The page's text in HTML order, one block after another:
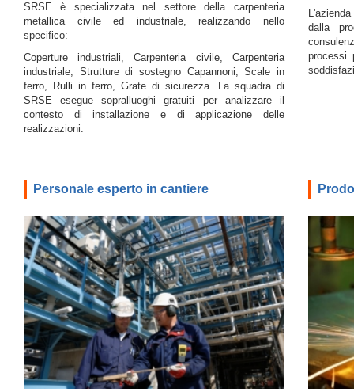
SRSE è specializzata nel settore della carpenteria
metallica civile ed industriale, realizzando nello
specifico:
Coperture industriali, Carpenteria civile, Carpenteria
industriale, Strutture di sostegno Capannoni, Scale in
ferro, Rulli in ferro, Grate di sicurezza. La squadra di
SRSE esegue sopralluoghi gratuiti per analizzare il
contesto di installazione e di applicazione delle
realizzazioni.
dalla
processi
Personale esperto in cantiere